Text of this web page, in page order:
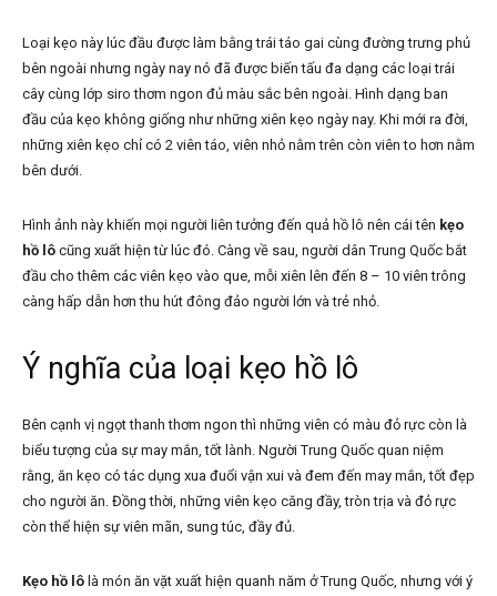
Loại kẹo này lúc đầu được làm bằng trái táo gai cùng đường trưng phủ
bên ngoài nhưng ngày nay nó đã được biến tấu đa dạng các loại trái
cây cùng lớp siro thơm ngon đủ màu sắc bên ngoài. Hình dạng ban
đầu của kẹo không giống như những xiên kẹo ngày nay. Khi mới ra đời,
những xiên kẹo chỉ có 2 viên táo, viên nhỏ nằm trên còn viên to hơn nằm
bên dưới.
Hình ảnh này khiến mọi người liên tưởng đến quả hồ lô nên cái tên kẹo
hồ lô cũng xuất hiện từ lúc đó. Càng về sau, người dân Trung Quốc bắt
đầu cho thêm các viên kẹo vào que, mỗi xiên lên đến 8 – 10 viên trông
càng hấp dẫn hơn thu hút đông đảo người lớn và trẻ nhỏ.
Ý nghĩa của loại kẹo hồ lô
Bên cạnh vị ngọt thanh thơm ngon thì những viên có màu đỏ rực còn là
biểu tượng của sự may mắn, tốt lành. Người Trung Quốc quan niệm
rằng, ăn kẹo có tác dụng xua đuổi vận xui và đem đến may mắn, tốt đẹp
cho người ăn. Đồng thời, những viên kẹo căng đầy, tròn trịa và đỏ rực
còn thể hiện sự viên mãn, sung túc, đầy đủ.
Kẹo hồ lô là món ăn vặt xuất hiện quanh năm ở Trung Quốc, nhưng với ý